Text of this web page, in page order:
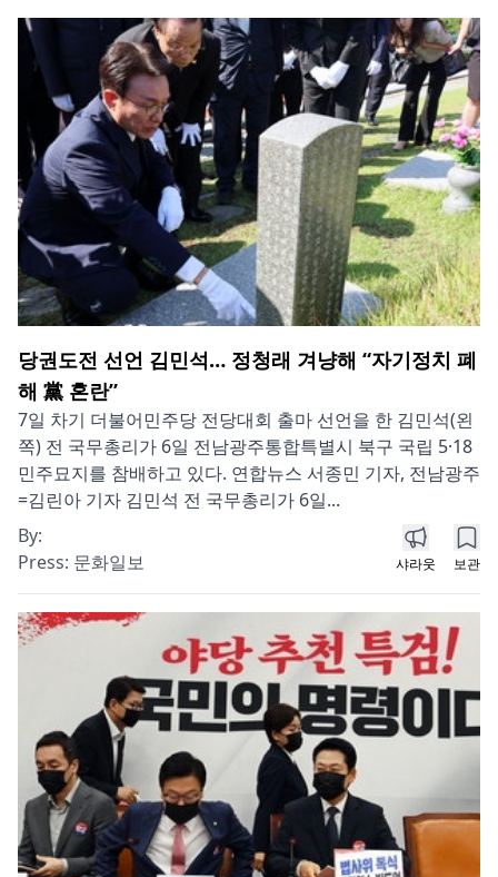
당권도전 선언 김민석… 정청래 겨냥해 “자기정치 폐
해 黨 혼란”
7일 차기 더불어민주당 전당대회 출마 선언을 한 김민석(왼
쪽) 전 국무총리가 6일 전남광주통합특별시 북구 국립 5·18
민주묘지를 참배하고 있다. 연합뉴스 서종민 기자, 전남광주
=김린아 기자 김민석 전 국무총리가 6일...
By:
Press: 문화일보 샤라웃 보관